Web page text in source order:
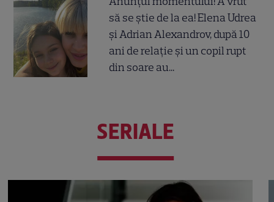
să se știe de la ea! Elena Udrea
și Adrian Alexandrov, după 10
ani de relație și un copil rupt
din soare au...
SERIALE